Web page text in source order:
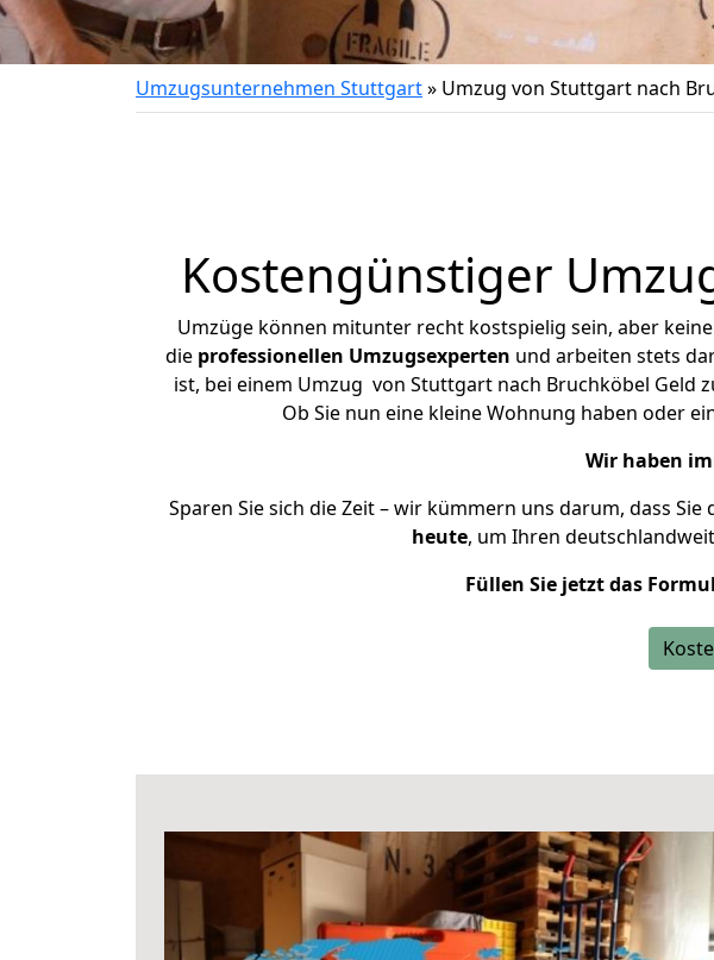
Umzugsunternehmen Stuttgart» Umzug von Stuttgart nach
Kostengünstiger
Umzüge können mitunter recht kostspielig sein, aber
die professionellen Umzugsexperten und arbeiten stets
ist, bei einem Umzug von Stuttgart nach Bruchköbel Geld
Ob Sie nun eine kleine Wohnung haben oder
Wir haben
Sparen Sie sich die Zeit – wir kümmern uns darum, dass
heute, um Ihren
Füllen Sie jetzt das